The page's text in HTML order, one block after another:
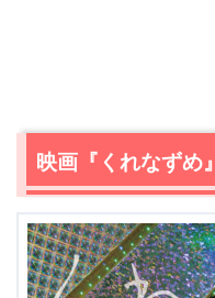
映画『くれなずめ